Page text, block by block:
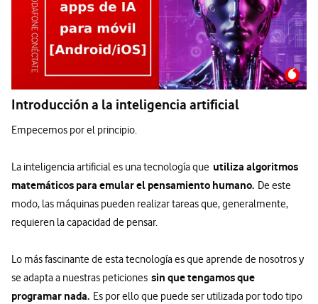
Introducción a la inteligencia artificial
Empecemos por el principio.
La inteligencia artificial es una tecnología que utiliza algoritmos
matemáticos para emular el pensamiento humano. De este
modo, las máquinas pueden realizar tareas que, generalmente,
requieren la capacidad de pensar.
Lo más fascinante de esta tecnología es que aprende de nosotros y
se adapta a nuestras peticiones sin que tengamos que
programar nada. Es por ello que puede ser utilizada por todo tipo